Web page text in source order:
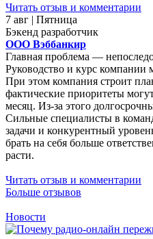
Читать отзыв и комментарии
7 авг | Пятница
Бэкенд разработчик
ООО Вэббанкир
Главная проблема —
Руководство и курс компании
При этом компания строит
фактические приоритеты
месяц. Из-за этого
Сильные специалисты в
задачи и конкурентный
брать на себя больше
расти.
Читать отзыв и комментарии
Больше отзывов
Новости